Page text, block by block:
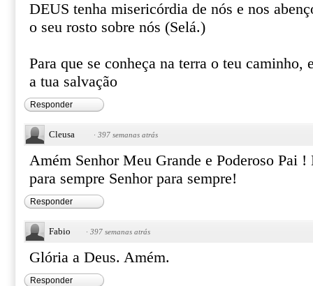
DEUS tenha misericórdia de nós e nos
o seu rosto sobre nós (Selá.)
Para que se conheça na terra o teu caminho,
a tua salvação
Responder
Cleusa · 397 semanas atrás
Amém Senhor Meu Grande e Poderoso Pai !
para sempre Senhor para sempre!
Responder
Fabio · 397 semanas atrás
Glória a Deus. Amém.
Responder